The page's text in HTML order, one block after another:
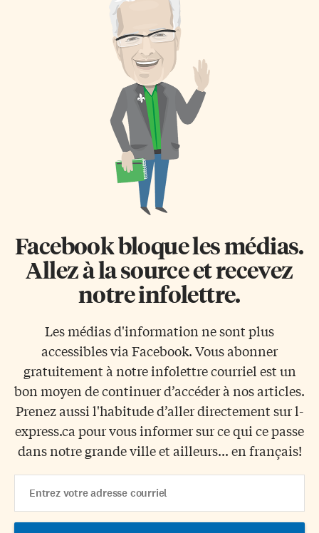
Facebook bloque les médias.
Allez à la source et recevez
notre infolettre.
Les médias d'information ne sont plus
accessibles via Facebook. Vous abonner
gratuitement à notre infolettre courriel est un
bon moyen de continuer d’accéder à nos articles.
Prenez aussi l'habitude d’aller directement sur l-
express.ca pour vous informer sur ce qui ce passe
dans notre grande ville et ailleurs... en français!
Address